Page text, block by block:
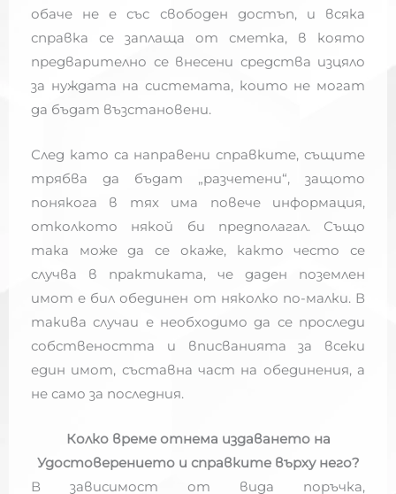
обаче не е със свободен достъп, и всяка
справка се заплаща от сметка, в която
предварително се внесени средства изцяло
за нуждата на системата, които не могат
да бъдат възстановени.
След като са направени справките, същите
трябва да бъдат „разчетени“, защото
понякога в тях има повече информация,
отколкото някой би предполагал. Също
така може да се окаже, както често се
случва в практиката, че даден поземлен
имот е бил обединен от няколко по-малки. В
такива случаи е необходимо да се проследи
собствеността и вписванията за всеки
един имот, съставна част на обединения, а
не само за последния.
Колко време отнема издаването на
Удостоверението и справките върху него?
В зависимост от вида поръчка,